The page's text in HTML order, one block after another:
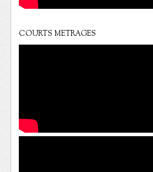
COURTS METRAGES